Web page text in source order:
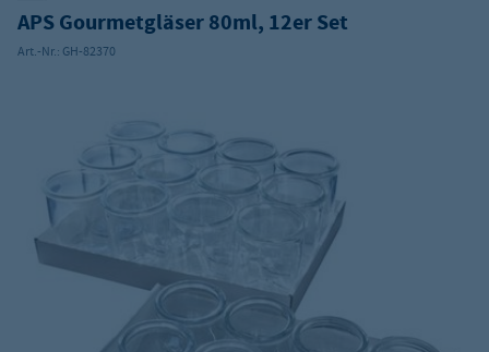
APS Gourmetgläser 80ml, 12er Set
Art.-Nr.: GH-82370